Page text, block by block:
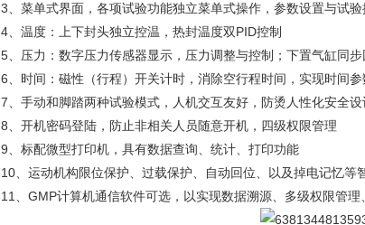
3、菜单式界面，各项试验功能独立菜单式操作，参数设置与试验
4、温度：上下封头独立控温，热封温度双PID控制
5、压力：数字压力传感器显示，压力调整与控制；下置气缸同
6、时间：磁性（行程）开关计时，消除空行程时间，实现时间参
7、手动和脚踏两种试验模式，人机交互友好，防烫人性化安全设
8、开机密码登陆，防止非相关人员随意开机，四级权限管理
9、标配微型打印机，具有数据查询、统计、打印功能
10、运动机构限位保护、过载保护、自动回位、以及掉电记忆等
11、GMP计算机通信软件可选，以实现数据溯源、多级权限管